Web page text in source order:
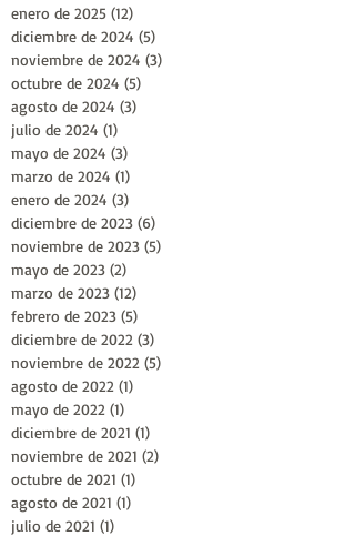
enero de 2025 (12)
diciembre de 2024 (5)
noviembre de 2024 (3)
octubre de 2024 (5)
agosto de 2024 (3)
julio de 2024 (1)
mayo de 2024 (3)
marzo de 2024 (1)
enero de 2024 (3)
diciembre de 2023 (6)
noviembre de 2023 (5)
mayo de 2023 (2)
marzo de 2023 (12)
febrero de 2023 (5)
diciembre de 2022 (3)
noviembre de 2022 (5)
agosto de 2022 (1)
mayo de 2022 (1)
diciembre de 2021 (1)
noviembre de 2021 (2)
octubre de 2021 (1)
agosto de 2021 (1)
julio de 2021 (1)